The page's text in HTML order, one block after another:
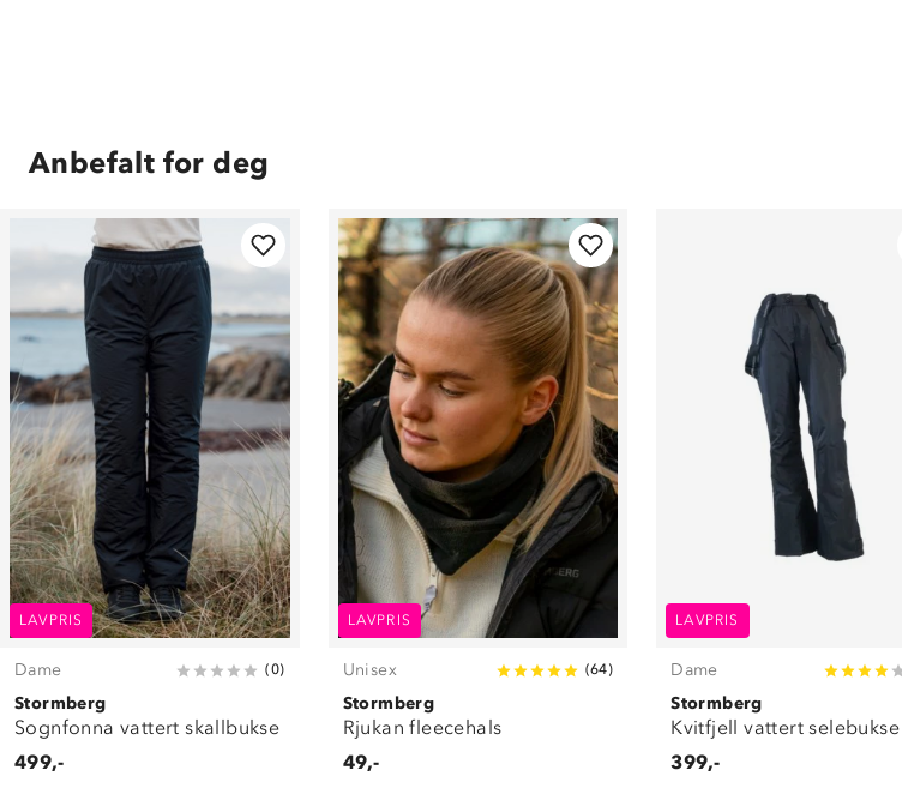
Anbefalt for deg
LAVPRIS
Dame (0)
Stormberg
Sognfonna vattert skallbukse
499,-
LAVPRIS
Unisex (64)
Stormberg
Rjukan fleecehals
49,-
LAVPRIS
Dame
Stormberg
Kvitfjell vattert selebukse
399,-